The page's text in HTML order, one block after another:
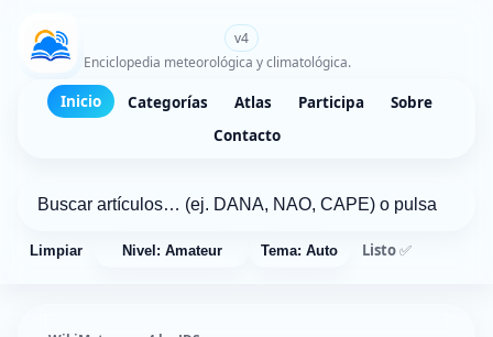
v4
Enciclopedia meteorológica y climatológica.
Inicio Categorías Atlas Participa
Sobre
Contacto
Limpiar Nivel: Amateur Tema: Auto Listo ✅